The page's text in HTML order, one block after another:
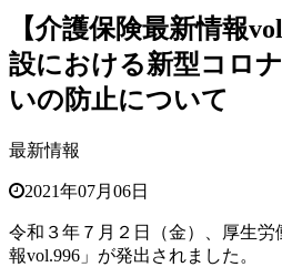
【介護保険最新情報
設における新型コロ
いの防止について
最新情報
2021年07月06日
令和３年７月２日（金）、厚生
報vol.996 」が発出されました。